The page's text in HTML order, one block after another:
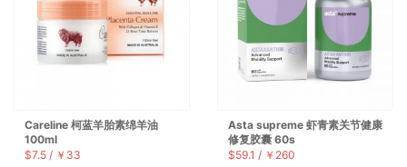
Careline 柯蓝羊胎素绵羊油
100ml
$7.5 / ￥33
Asta supreme 虾青素关节健康
修复胶囊 60s
$59.1 / ￥260